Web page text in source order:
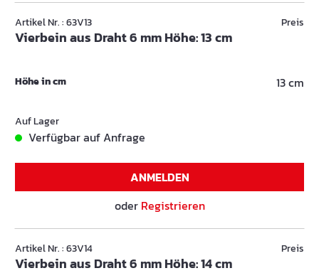
Artikel Nr. : 63V13
Vierbein aus Draht 6 mm Höhe: 13 cm
Preis
Höhe in cm 13 cm
Auf Lager
Verfügbar auf Anfrage
ANMELDEN
oder Registrieren
Artikel Nr. : 63V14
Vierbein aus Draht 6 mm Höhe: 14 cm
Preis